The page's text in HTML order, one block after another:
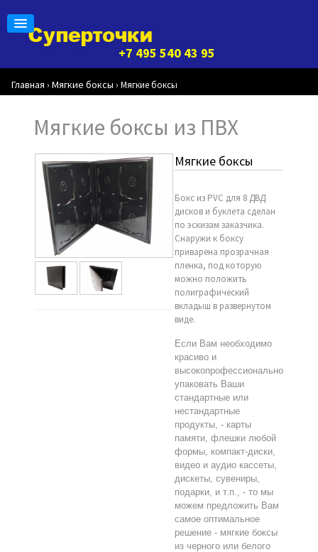
+7 495 540 43 95
Главная ›Мягкие боксы ›Мягкие боксы
Мягкие боксы из ПВХ
Мягкие боксы
Бокс из PVC для 8 ДВД
дисков и буклета сделан
по эскизам заказчика.
Снаружи к боксу
приварена прозрачная
пленка, под которую
можно положить
полиграфический
вкладыш в развернутом
виде.
Если Вам необходимо
красиво и
высокопрофессионально
упаковать Ваши
стандартные или
нестандартные
продукты, - карты
памяти, флешки любой
формы, компакт-диски,
видео и аудио кассеты,
дискеты, сувениры,
подарки, и т.п., - то мы
можем предложить Вам
самое оптимальное
решение - мягкие боксы
из черного или белого